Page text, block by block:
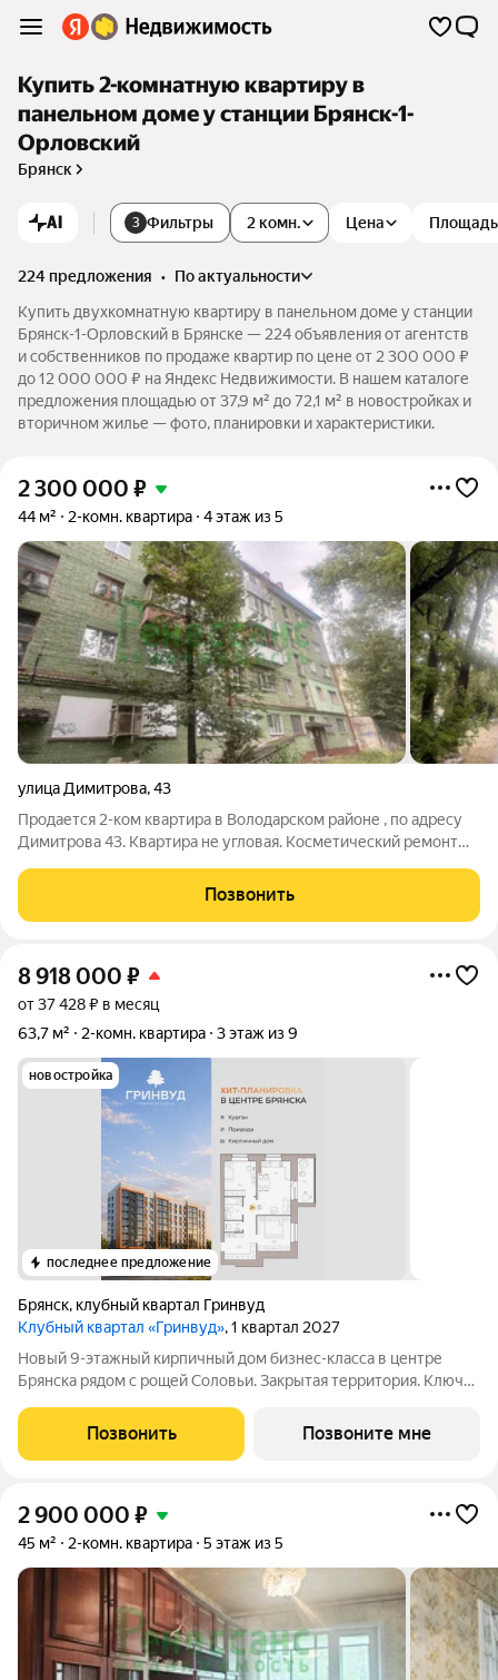
Купить 2-комнатную квартиру в
панельном доме у станции Брянск-1-
Орловский
Брянск
AI 3 Фильтры 2 комн. Цена Площадь
224 предложения •
по актуальности
Купить двухкомнатную квартиру в панельном доме у станции
Брянск-1-Орловский в Брянске — 224 объявления от агентств
и собственников по продаже квартир по цене от 2 300 000 ₽
до 12 000 000 ₽ на Яндекс Недвижимости. В нашем каталоге
предложения площадью от 37,9 м² до 72,1 м² в новостройках и
вторичном жилье — фото, планировки и характеристики.
2 300 000 ₽
44 м² 2-комн. квартира 4 этаж из 5
улица Димитрова,43
Продается 2-ком квартира в Володарском районе , по адресу
Димитрова 43. Квартира не угловая. Косметический ремонт
собственник, никто не прописан, документы готовы к сделке.
Квартира свободна,
Позвонить
8 918 000 ₽
от 37 428 ₽ в месяц
63,7 м²
2-комн. квартира 3 этаж из 9
новостройка
последнее предложение
Брянск, клубный квартал Гринвуд
Клубный квартал «Гринвуд», 1 квартал 2027
Новый 9-этажный кирпичный дом бизнес-класса в центре
Брянска рядом с рощей Соловьи. Закрытая территория. Ключи
комиссии. Ипотека от 6% сeмeйная, IT подaём заявки вo вce
бaнки гoрода.
Позвонить Позвоните мне
2 900 000 ₽
45 м² 2-комн. квартира 5 этаж из 5